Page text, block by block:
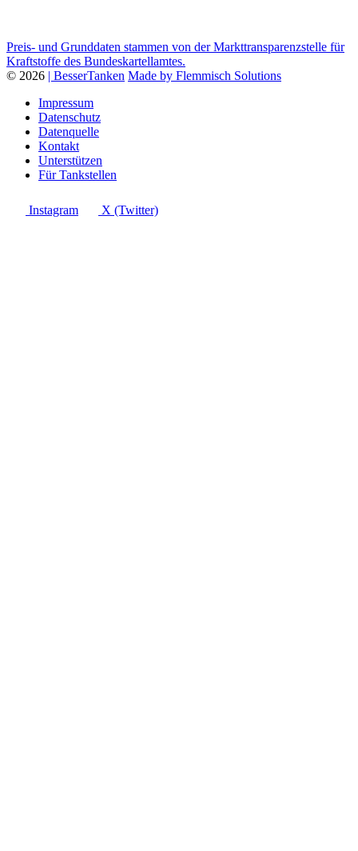
Preis- und Grunddaten stammen von der Markttransparenzstelle für
Kraftstoffe des Bundeskartellamtes.
© 2026 | BesserTanken Made by Flemmisch Solutions
Impressum
Datenschutz
Datenquelle
Kontakt
Unterstützen
Für Tankstellen
Instagram X (Twitter)